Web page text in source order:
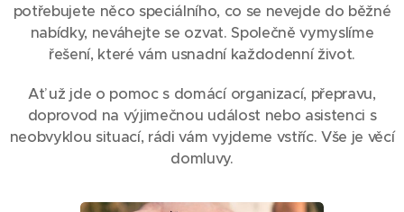
potřebujete něco speciálního, co se nevejde do běžné
nabídky, neváhejte se ozvat. Společně vymyslíme
řešení, které vám usnadní každodenní život.
Ať už jde o pomoc s domácí organizací, přepravu,
doprovod na výjimečnou událost nebo asistenci s
neobvyklou situací, rádi vám vyjdeme vstříc. Vše je věcí
domluvy.